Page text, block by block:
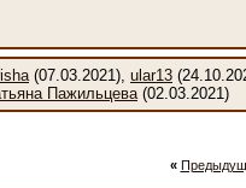
(07.03.2021), ular13
Пажильцева(02.03.2021)
«